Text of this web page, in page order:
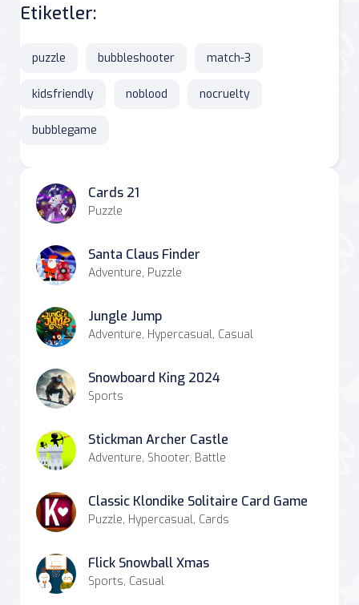
Etiketler:
puzzle bubbleshooter match-3
kidsfriendly noblood nocruelty
bubblegame
Cards 21
Puzzle
Santa Claus Finder
Adventure, Puzzle
Jungle Jump
Adventure, Hypercasual, Casual
Snowboard King 2024
Sports
Stickman Archer Castle
Adventure, Shooter, Battle
Classic Klondike Solitaire Card Game
Puzzle, Hypercasual, Cards
Flick Snowball Xmas
Sports, Casual